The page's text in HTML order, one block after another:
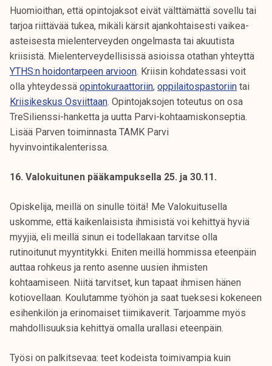
Huomioithan, että opintojaksot eivät välttämättä sovellu tai
tarjoa riittävää tukea, mikäli kärsit ajankohtaisesti vaikea-
asteisesta mielenterveyden ongelmasta tai akuutista
kriisistä. Mielenterveydellisissä asioissa otathan yhteyttä
YTHS:n hoidontarpeen arvioon. Kriisin kohdatessasi voit
olla yhteydessä opintokuraattoriin, oppilaitospastoriin tai
Kriisikeskus Osviittaan. Opintojaksojen toteutus on osa
TreSilienssi-hanketta ja uutta Parvi-kohtaamiskonseptia.
Lisää Parven toiminnasta TAMK Parvi
hyvinvointikalenterissa.
16. Valokuitunen pääkampuksella 25. ja 30.11.
Opiskelija, meillä on sinulle töitä! Me Valokuitusella
uskomme, että kaikenlaisista ihmisistä voi kehittyä hyviä
myyjiä, eli meillä sinun ei todellakaan tarvitse olla
rutinoitunut myyntitykki. Eniten meillä hommissa eteenpäin
auttaa rohkeus ja rento asenne uusien ihmisten
kohtaamiseen. Niitä tarvitset, kun tapaat ihmisen hänen
kotiovellaan. Koulutamme työhön ja saat tueksesi kokeneen
esihenkilön ja erinomaiset tiimikaverit. Tarjoamme myös
mahdollisuuksia kehittyä omalla urallasi eteenpäin.
Työsi on palkitsevaa: teet kodeista toimivampia kuin